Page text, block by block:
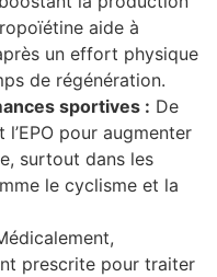
aide à
un effort physique
de régénération.
sportives : De
pour augmenter
surtout dans les
le cyclisme et la
prescrite pour traiter